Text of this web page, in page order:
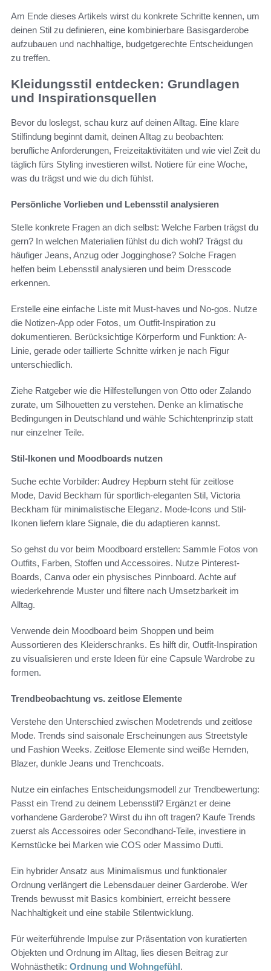
Am Ende dieses Artikels wirst du konkrete Schritte kennen, um
deinen Stil zu definieren, eine kombinierbare Basisgarderobe
aufzubauen und nachhaltige, budgetgerechte Entscheidungen
zu treffen.
Kleidungsstil entdecken: Grundlagen
und Inspirationsquellen
Bevor du loslegst, schau kurz auf deinen Alltag. Eine klare
Stilfindung beginnt damit, deinen Alltag zu beobachten:
berufliche Anforderungen, Freizeitaktivitäten und wie viel Zeit du
täglich fürs Styling investieren willst. Notiere für eine Woche,
was du trägst und wie du dich fühlst.
Persönliche Vorlieben und Lebensstil analysieren
Stelle konkrete Fragen an dich selbst: Welche Farben trägst du
gern? In welchen Materialien fühlst du dich wohl? Trägst du
häufiger Jeans, Anzug oder Jogginghose? Solche Fragen
helfen beim Lebensstil analysieren und beim Dresscode
erkennen.
Erstelle eine einfache Liste mit Must-haves und No-gos. Nutze
die Notizen-App oder Fotos, um Outfit-Inspiration zu
dokumentieren. Berücksichtige Körperform und Funktion: A-
Linie, gerade oder taillierte Schnitte wirken je nach Figur
unterschiedlich.
Ziehe Ratgeber wie die Hilfestellungen von Otto oder Zalando
zurate, um Silhouetten zu verstehen. Denke an klimatische
Bedingungen in Deutschland und wähle Schichtenprinzip statt
nur einzelner Teile.
Stil-Ikonen und Moodboards nutzen
Suche echte Vorbilder: Audrey Hepburn steht für zeitlose
Mode, David Beckham für sportlich-eleganten Stil, Victoria
Beckham für minimalistische Eleganz. Mode-Icons und Stil-
Ikonen liefern klare Signale, die du adaptieren kannst.
So gehst du vor beim Moodboard erstellen: Sammle Fotos von
Outfits, Farben, Stoffen und Accessoires. Nutze Pinterest-
Boards, Canva oder ein physisches Pinnboard. Achte auf
wiederkehrende Muster und filtere nach Umsetzbarkeit im
Alltag.
Verwende dein Moodboard beim Shoppen und beim
Aussortieren des Kleiderschranks. Es hilft dir, Outfit-Inspiration
zu visualisieren und erste Ideen für eine Capsule Wardrobe zu
formen.
Trendbeobachtung vs. zeitlose Elemente
Verstehe den Unterschied zwischen Modetrends und zeitlose
Mode. Trends sind saisonale Erscheinungen aus Streetstyle
und Fashion Weeks. Zeitlose Elemente sind weiße Hemden,
Blazer, dunkle Jeans und Trenchcoats.
Nutze ein einfaches Entscheidungsmodell zur Trendbewertung:
Passt ein Trend zu deinem Lebensstil? Ergänzt er deine
vorhandene Garderobe? Wirst du ihn oft tragen? Kaufe Trends
zuerst als Accessoires oder Secondhand-Teile, investiere in
Kernstücke bei Marken wie COS oder Massimo Dutti.
Ein hybrider Ansatz aus Minimalismus und funktionaler
Ordnung verlängert die Lebensdauer deiner Garderobe. Wer
Trends bewusst mit Basics kombiniert, erreicht bessere
Nachhaltigkeit und eine stabile Stilentwicklung.
Für weiterführende Impulse zur Präsentation von kuratierten
Objekten und Ordnung im Alltag, lies diesen Beitrag zur
Wohnästhetik: Ordnung und Wohngefühl.